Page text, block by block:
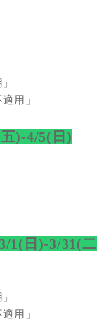
用」
)-4/5(日)
1(日)-3/31(
用」